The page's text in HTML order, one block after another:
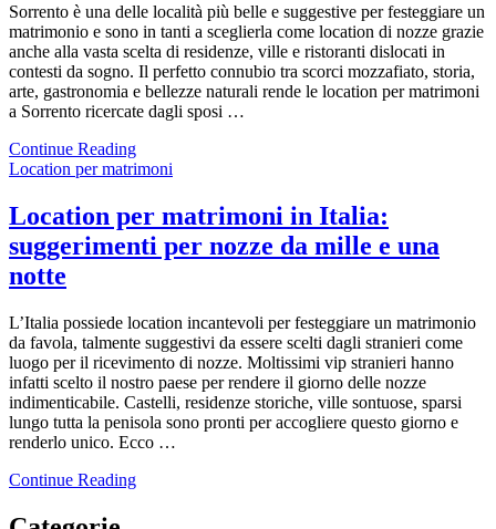
Sorrento è una delle località più belle e suggestive per festeggiare un
matrimonio e sono in tanti a sceglierla come location di nozze grazie
anche alla vasta scelta di residenze, ville e ristoranti dislocati in
contesti da sogno. Il perfetto connubio tra scorci mozzafiato, storia,
arte, gastronomia e bellezze naturali rende le location per matrimoni
a Sorrento ricercate dagli sposi …
Continue Reading
Location per matrimoni
Location per matrimoni in Italia:
suggerimenti per nozze da mille e una
notte
L’Italia possiede location incantevoli per festeggiare un matrimonio
da favola, talmente suggestivi da essere scelti dagli stranieri come
luogo per il ricevimento di nozze. Moltissimi vip stranieri hanno
infatti scelto il nostro paese per rendere il giorno delle nozze
indimenticabile. Castelli, residenze storiche, ville sontuose, sparsi
lungo tutta la penisola sono pronti per accogliere questo giorno e
renderlo unico. Ecco …
Continue Reading